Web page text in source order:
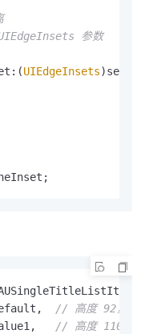
参数
UIEdgeInsets
// 高度 92，图
// 高度 110，